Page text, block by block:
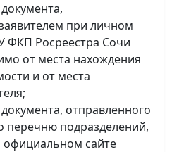
при личном
ФКП Росреестра Сочи
от места нахождения
и от места
отправленного
перечню подразделений,
сайте